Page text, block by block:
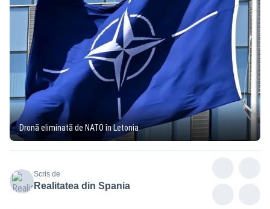
Dronă eliminată de NATO în Letonia
Scris de
Realitatea din Spania